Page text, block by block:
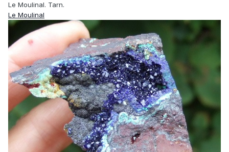
Le Moulinal. Tarn.
Le Moulinal